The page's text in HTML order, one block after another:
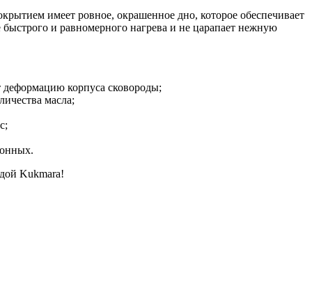
имеет ровное, окрашенное дно, которое обеспечивает
и равномерного нагрева и не царапает нежную
деформацию корпуса сковороды;
масла;
Kukmara!